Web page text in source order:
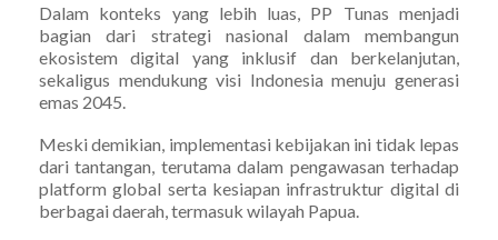
Dalam konteks yang lebih luas, PP Tunas menjadi
bagian dari strategi nasional dalam membangun
ekosistem digital yang inklusif dan berkelanjutan,
sekaligus mendukung visi Indonesia menuju generasi
emas 2045.
Meski demikian, implementasi kebijakan ini tidak lepas
dari tantangan, terutama dalam pengawasan terhadap
platform global serta kesiapan infrastruktur digital di
berbagai daerah, termasuk wilayah Papua.